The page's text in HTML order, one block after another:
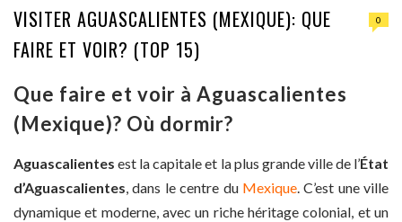
VISITER AGUASCALIENTES (MEXIQUE): QUE
FAIRE ET VOIR? (TOP 15)
0
Que faire et voir à Aguascalientes
(Mexique)? Où dormir?
Aguascalientes est la capitale et la plus grande ville de l’État
d’Aguascalientes, dans le centre du Mexique. C’est une ville
dynamique et moderne, avec un riche héritage colonial, et un